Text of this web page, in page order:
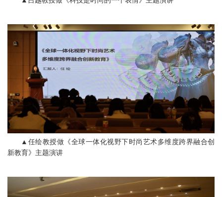
▲任绘教授做《全球一体化视野下时尚艺术多维度跨界融合创
新教育》主题演讲